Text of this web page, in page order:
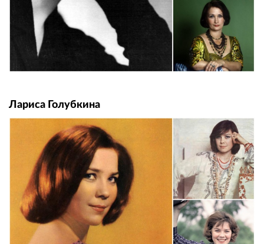
Лариса Голубкина